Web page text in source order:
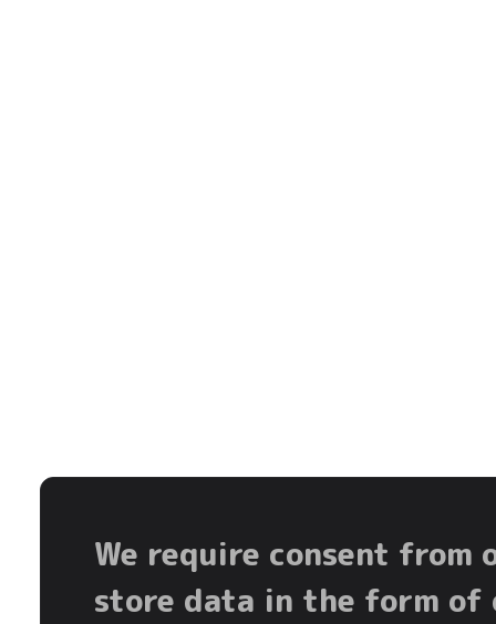
We require consent
store data in the form of